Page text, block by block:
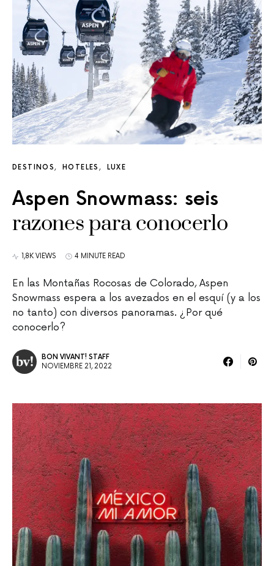
DESTINOS HOTELES LUXE
Aspen Snowmass: seis
razones para conocerlo
1,8K VIEWS 4 MINUTE READ
En las Montañas Rocosas de Colorado, Aspen
Snowmass espera a los avezados en el esquí (y a los
no tanto) con diversos panoramas. ¿Por qué
conocerlo?
BON VIVANT! STAFF
NOVIEMBRE 21, 2022